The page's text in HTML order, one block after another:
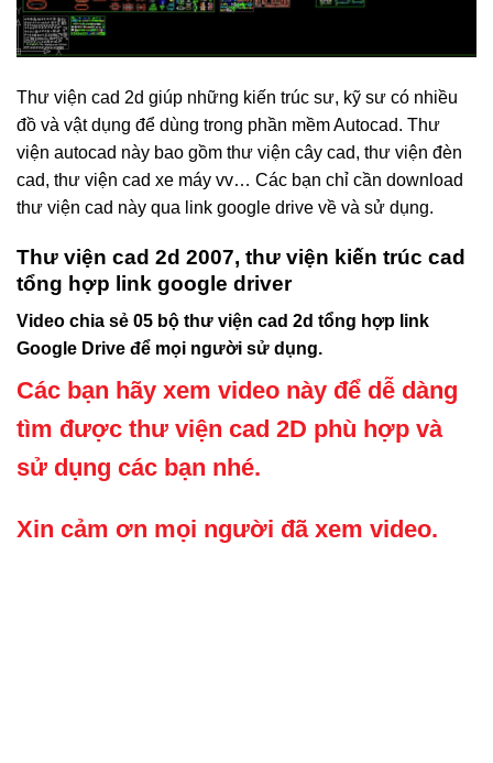
Thư viện cad 2d giúp những kiến trúc sư, kỹ sư có nhiều
đồ và vật dụng để dùng trong phần mềm Autocad. Thư
viện autocad này bao gồm thư viện cây cad, thư viện đèn
cad, thư viện cad xe máy vv… Các bạn chỉ cần download
thư viện cad này qua link google drive về và sử dụng.
Thư viện cad 2d 2007, thư viện kiến trúc cad
tổng hợp link google driver
Video chia sẻ 05 bộ thư viện cad 2d tổng hợp link
Google Drive để mọi người sử dụng.
Các bạn hãy xem video này để dễ dàng
tìm được thư viện cad 2D phù hợp và
sử dụng các bạn nhé.
Xin cảm ơn mọi người đã xem video.